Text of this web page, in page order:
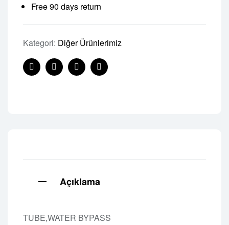
Free 90 days return
Kategori: Diğer Ürünlerimiz
FacebookTwitterLinkedinPinterest
Açıklama
TUBE,WATER BYPASS